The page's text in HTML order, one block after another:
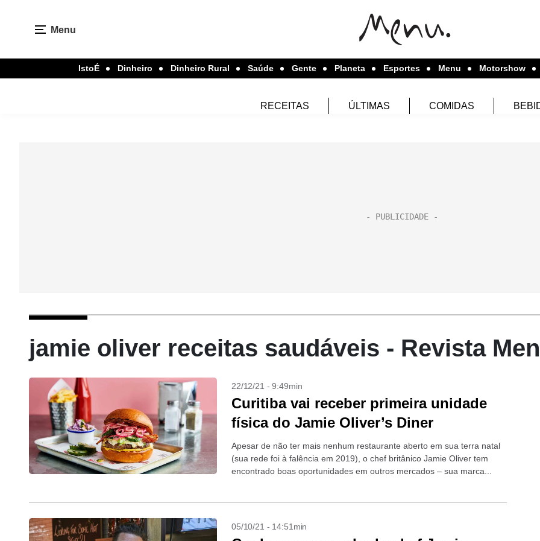
Menu
IstoÉ Dinheiro Dinheiro Rural Saúde Gente Planeta Esportes Menu Motorshow
RECEITAS ÚLTIMAS COMIDAS
jamie oliver receitas saudáveis - Revista
22/12/21 - 9:49min
Curitiba vai receber primeira unidade
física do Jamie Oliver’s Diner
Apesar de não ter mais nenhum restaurante aberto em sua terra natal
(sua rede foi à falência em 2019), o chef britânico Jamie Oliver tem
encontrado boas oportunidades em outros mercados – sua marca...
05/10/21 - 14:51min